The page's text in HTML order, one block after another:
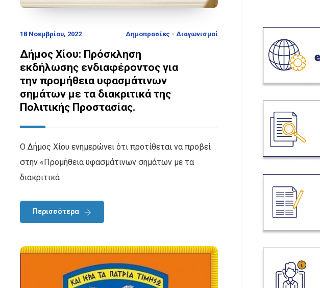
18 Νοεμβρίου, 2022 Δημοπρασίες - Διαγωνισμοί
Δήμος Χίου: Πρόσκληση
εκδήλωσης ενδιαφέροντος για
την προμήθεια υφασμάτινων
σημάτων με τα διακριτικά της
Πολιτικής Προστασίας.
Ο Δήμος Χίου ενημερώνει ότι προτίθεται να προβεί
στην «Προμήθεια υφασμάτινων σημάτων με τα
διακριτικά
Περισσότερα